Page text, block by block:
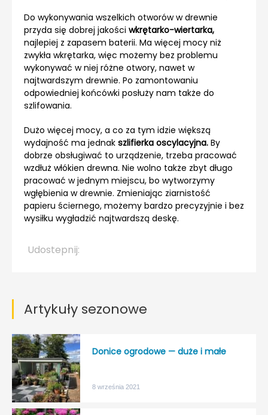
Do wykonywania wszelkich otworów w drewnie
przyda się dobrej jakości wkrętarko-wiertarka,
najlepiej z zapasem baterii. Ma więcej mocy niż
zwykła wkrętarka, więc możemy bez problemu
wykonywać w niej różne otwory, nawet w
najtwardszym drewnie. Po zamontowaniu
odpowiedniej końcówki posłuży nam także do
szlifowania.
Dużo więcej mocy, a co za tym idzie większą
wydajność ma jednak szlifierka oscylacyjna. By
dobrze obsługiwać to urządzenie, trzeba pracować
wzdłuż włókien drewna. Nie wolno także zbyt długo
pracować w jednym miejscu, bo wytworzymy
wgłębienia w drewnie. Zmieniając ziarnistość
papieru ściernego, możemy bardzo precyzyjnie i bez
wysiłku wygładzić najtwardszą deskę.
Udostepnij:
Artykuły sezonowe
Donice ogrodowe — duże i małe
8 września 2021